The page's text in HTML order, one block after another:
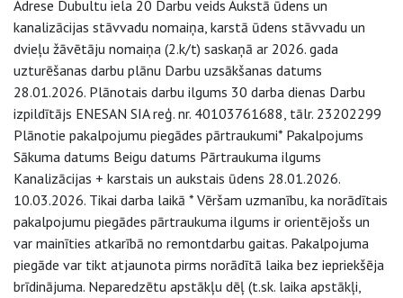
Adrese Dubultu iela 20 Darbu veids Aukstā ūdens un
kanalizācijas stāvvadu nomaiņa, karstā ūdens stāvvadu un
dvieļu žāvētāju nomaiņa (2.k/t) saskaņā ar 2026. gada
uzturēšanas darbu plānu Darbu uzsākšanas datums
28.01.2026. Plānotais darbu ilgums 30 darba dienas Darbu
izpildītājs ENESAN SIA reģ. nr. 40103761688, tālr. 23202299
Plānotie pakalpojumu piegādes pārtraukumi* Pakalpojums
Sākuma datums Beigu datums Pārtraukuma ilgums
Kanalizācijas + karstais un aukstais ūdens 28.01.2026.
10.03.2026. Tikai darba laikā * Vēršam uzmanību, ka norādītais
pakalpojumu piegādes pārtraukuma ilgums ir orientējošs un
var mainīties atkarībā no remontdarbu gaitas. Pakalpojuma
piegāde var tikt atjaunota pirms norādītā laika bez iepriekšēja
brīdinājuma. Neparedzētu apstākļu dēļ (t.sk. laika apstākļi,